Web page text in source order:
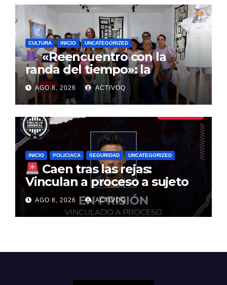
CULTURA INICIO UNCATEGORIZED
«Reencuentro con la
randa del tiempo»: la
tradición textil que entrelaza
la historia de la Sierra Gorda
AGO 8, 2026 ACTIVOQ
INICIO POLICIACA SEGURIDAD UNCATEGORIZED
Caen tras las rejas:
Vinculan a proceso a sujeto
por multimillonario atraco en
Santa Rosa Jáuregui
AGO 8, 2026 ACTIVOQ